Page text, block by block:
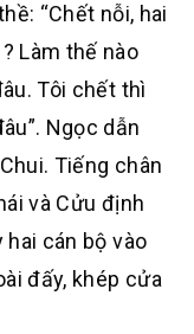
“Chết nỗi, hai
Làm thế nào
Tôi chết thì
Ngọc dẫn
Tiếng chân
và Cửu định
cán bộ vào
đấy, khép cửa